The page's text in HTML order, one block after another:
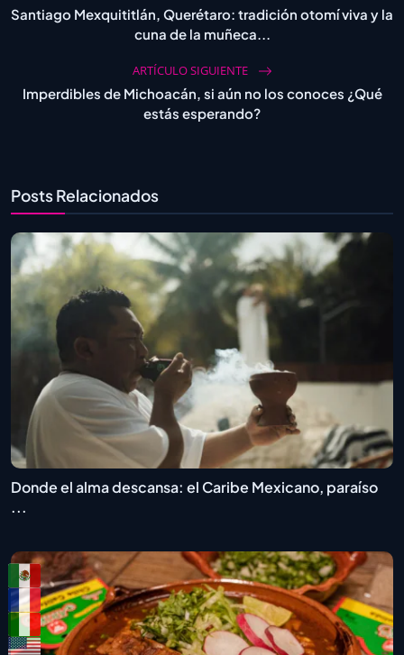
Santiago Mexquititlán, Querétaro: tradición otomí viva y la
cuna de la muñeca...
ARTÍCULO SIGUIENTE
Imperdibles de Michoacán, si aún no los conoces ¿Qué
estás esperando?
Posts Relacionados
Donde el alma descansa: el Caribe Mexicano, paraíso
...